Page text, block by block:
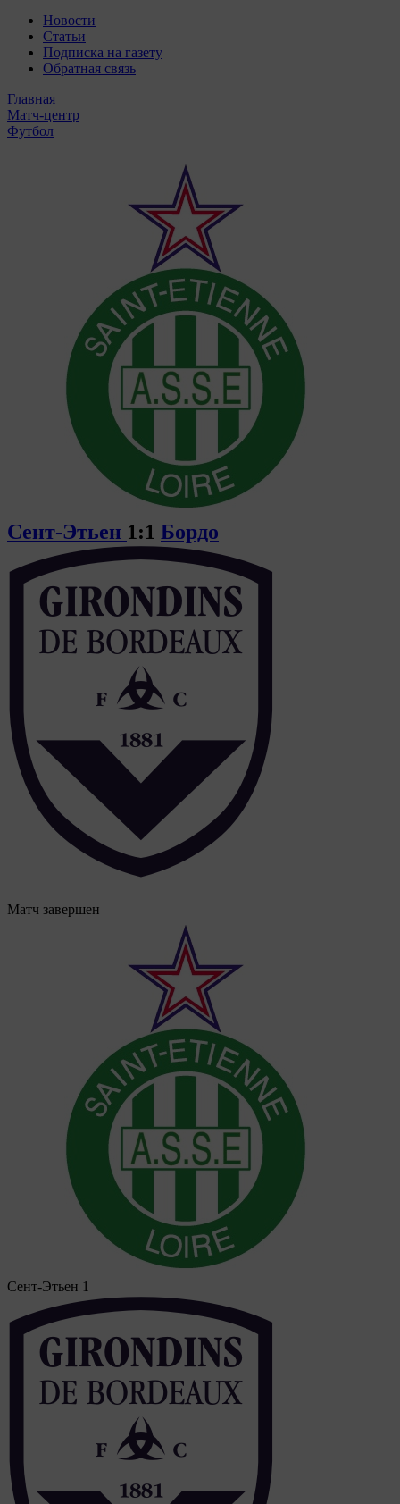
Новости
Статьи
Подписка на газету
Обратная связь
Главная
Матч-центр
Футбол
Сент-Этьен 1:1 Бордо
Матч завершен
Сент-Этьен 1